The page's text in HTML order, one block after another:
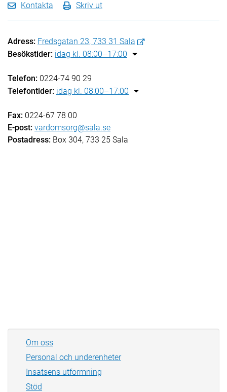
Kontakta Skriv ut
Adress: Fredsgatan 23, 733 31 Sala
Besökstider: idag kl. 08:00–17:00
Telefon: 0224-74 90 29
Telefontider: idag kl. 08:00–17:00
Fax: 0224-67 78 00
E-post: vardomsorg@sala.se
Postadress: Box 304, 733 25 Sala
Om oss
Personal och underenheter
Insatsens utformning
Stöd